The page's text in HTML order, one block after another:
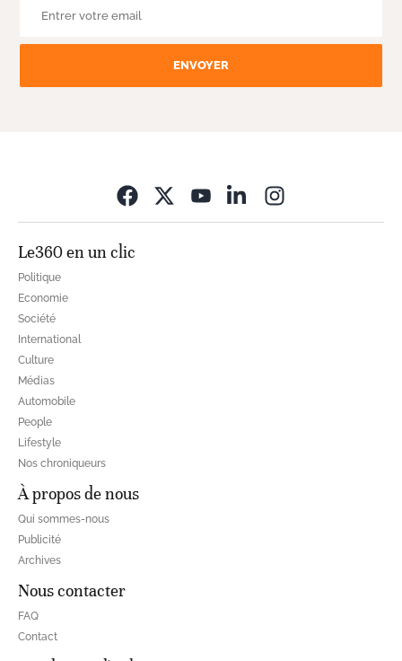
ENVOYER
Le360 en un clic
Politique
Economie
Société
International
Culture
Médias
Automobile
People
Lifestyle
Nos chroniqueurs
À propos de nous
Qui sommes-nous
Publicité
Archives
Nous contacter
FAQ
Contact